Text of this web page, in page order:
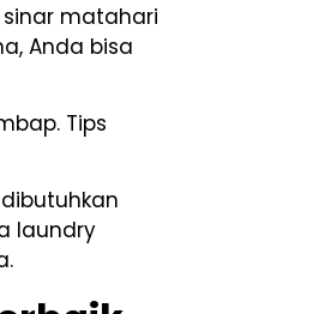
matahari
Anda bisa
Tips
laundry